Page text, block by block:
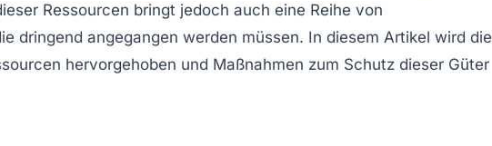
Ressourcen bringt jedoch auch eine Reihe von
dringend angegangen werden müssen. In diesem Artikel wird die
hervorgehoben und Maßnahmen zum Schutz dieser Güter